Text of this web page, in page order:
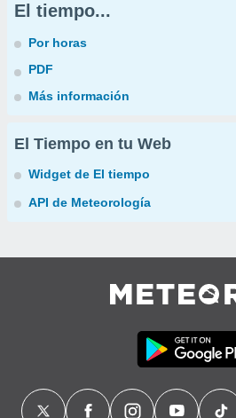
El tiempo...
Por horas
PDF
Más información
El Tiempo en tu Web
Widget de El tiempo
API de Meteorología